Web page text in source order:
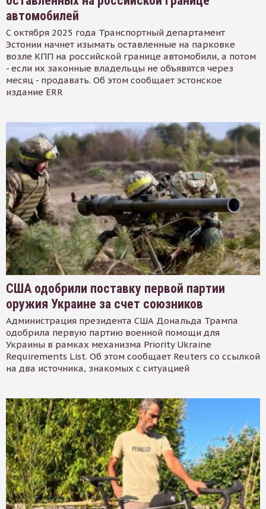
автомобилей
С октября 2025 года Транспортный департамент
Эстонии начнет изымать оставленные на парковке
возле КПП на российской границе автомобили, а потом
- если их законные владельцы не объявятся через
месяц - продавать. Об этом сообщает эстонское
издание ERR
США одобрили поставку первой партии
оружия Украине за счет союзников
Администрация президента США Дональда Трампа
одобрила первую партию военной помощи для
Украины в рамках механизма Priority Ukraine
Requirements List. Об этом сообщает Reuters со ссылкой
на два источника, знакомых с ситуацией